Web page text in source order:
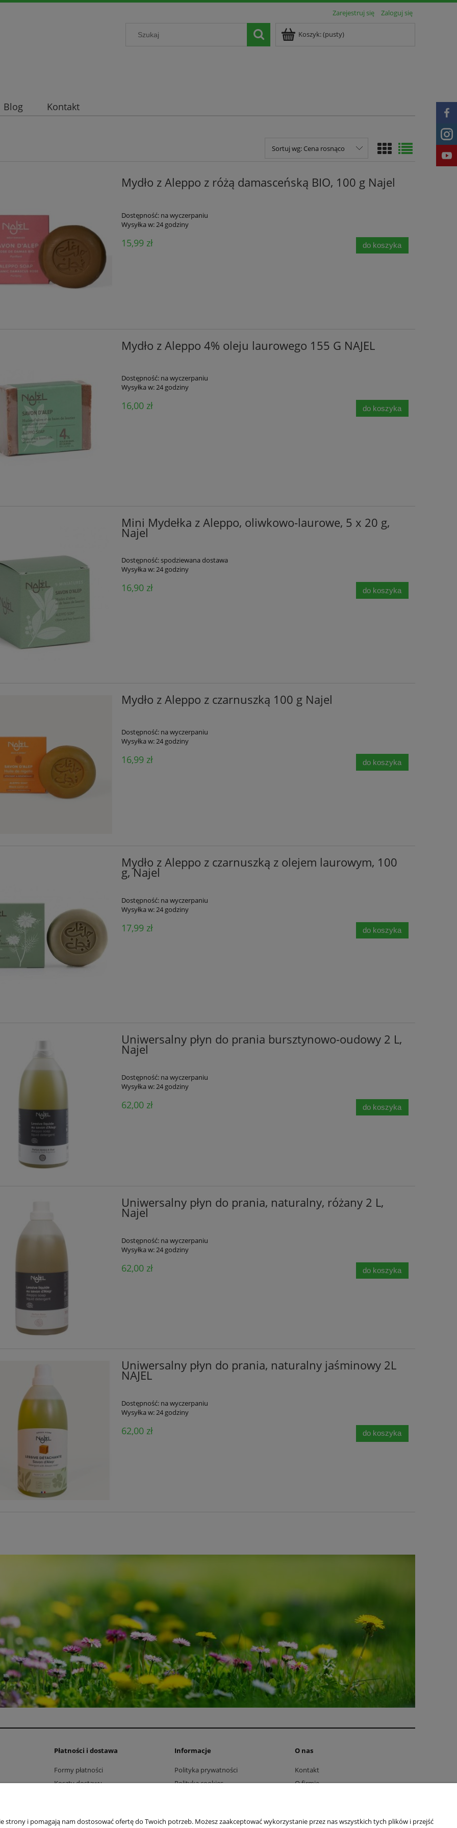
Zarejestruj się Zaloguj się
Koszyk:(pusty)
Blog Kontakt
Sortuj wg: Cena rosnąco
Mydło z Aleppo z różą damasceńską BIO, 100 g Najel
Dostępność: na wyczerpaniu
Wysyłka w:24 godziny
15,99 zł do koszyka
Mydło z Aleppo 4% oleju laurowego 155 G NAJEL
Dostępność: na wyczerpaniu
Wysyłka w:24 godziny
16,00 zł do koszyka
Mini Mydełka z Aleppo, oliwkowo-laurowe, 5 x 20 g,
Najel
Dostępność:spodziewana dostawa
Wysyłka w:24 godziny
16,90 zł do koszyka
Mydło z Aleppo z czarnuszką 100 g Najel
Dostępność: na wyczerpaniu
Wysyłka w:24 godziny
16,99 zł do koszyka
Mydło z Aleppo z czarnuszką z olejem laurowym, 100
g, Najel
Dostępność: na wyczerpaniu
Wysyłka w:24 godziny
17,99 zł do koszyka
Uniwersalny płyn do prania bursztynowo-oudowy 2 L,
Najel
Dostępność: na wyczerpaniu
Wysyłka w:24 godziny
62,00 zł do koszyka
Uniwersalny płyn do prania, naturalny, różany 2 L,
Najel
Dostępność: na wyczerpaniu
Wysyłka w: 24 godziny
62,00 zł do koszyka
Uniwersalny płyn do prania, naturalny jaśminowy 2L
NAJEL
Dostępność: na wyczerpaniu
Wysyłka w:24 godziny
62,00 zł do koszyka
Płatności i dostawa
Formy płatności
Koszty dostawy
Informacje
Polityka prywatności
Polityka cookies
O nas
Kontakt
O firmie
strony i pomagają nam dostosować ofertę do Twoich potrzeb. Możesz zaakceptować wykorzystanie przez nas wszystkich tych plików i przejść